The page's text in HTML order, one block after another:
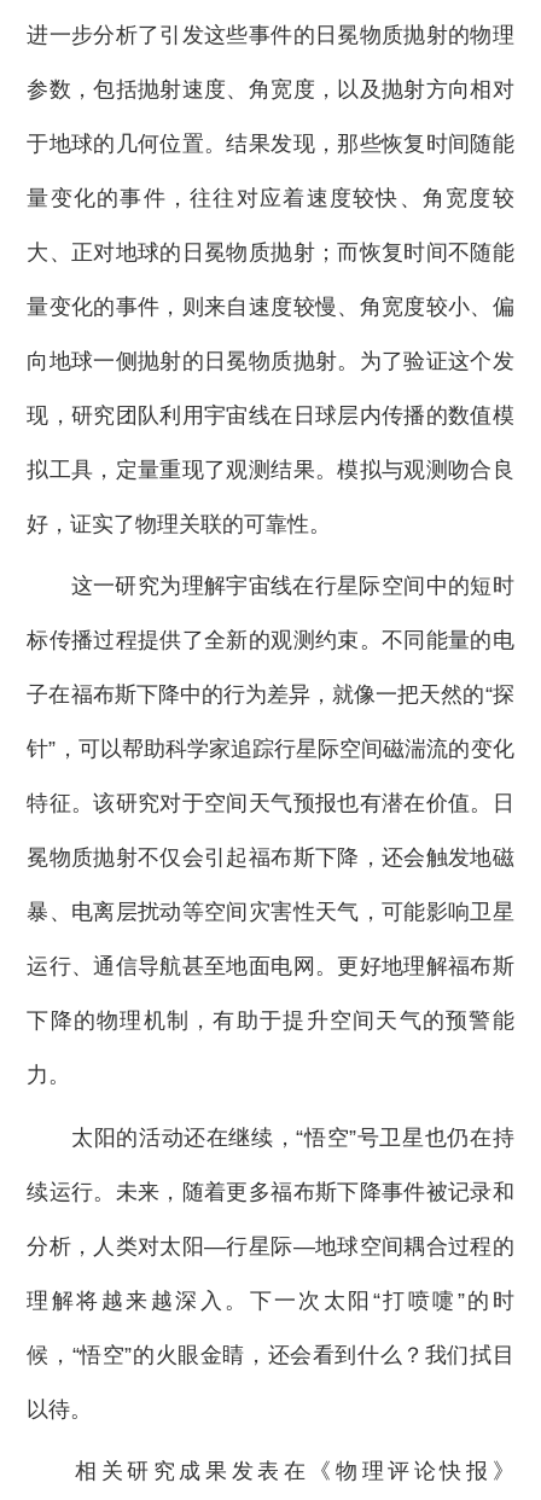
进一步分析了引发这些事件的日冕物质抛射的物理
参数，包括抛射速度、角宽度，以及抛射方向相对
于地球的几何位置。结果发现，那些恢复时间随能
量变化的事件，往往对应着速度较快、角宽度较
大、正对地球的日冕物质抛射；而恢复时间不随能
量变化的事件，则来自速度较慢、角宽度较小、偏
向地球一侧抛射的日冕物质抛射。为了验证这个发
现，研究团队利用宇宙线在日球层内传播的数值模
拟工具，定量重现了观测结果。模拟与观测吻合良
好，证实了物理关联的可靠性。
这一研究为理解宇宙线在行星际空间中的短时
标传播过程提供了全新的观测约束。不同能量的电
子在福布斯下降中的行为差异，就像一把天然的“探
针”，可以帮助科学家追踪行星际空间磁湍流的变化
特征。该研究对于空间天气预报也有潜在价值。日
冕物质抛射不仅会引起福布斯下降，还会触发地磁
暴、电离层扰动等空间灾害性天气，可能影响卫星
运行、通信导航甚至地面电网。更好地理解福布斯
下降的物理机制，有助于提升空间天气的预警能
力。
太阳的活动还在继续，“悟空”号卫星也仍在持
续运行。未来，随着更多福布斯下降事件被记录和
分析，人类对太阳—行星际—地球空间耦合过程的
理解将越来越深入。下一次太阳“打喷嚏”的时
候，“悟空”的火眼金睛，还会看到什么？我们拭目
以待。
相关研究成果发表在《物理评论快报》